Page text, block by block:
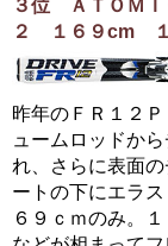
３位 ＡＴＯＭＩ
２ １６９cm １
昨年のＦＲ１２
ュームロッドか
れ、さらに表面
ートの下にエラ
６９ｃｍのみ。